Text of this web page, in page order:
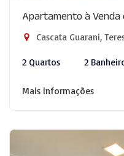
Apartamento à Venda
Cascata Guarani,
2 Quartos 2
Mais informações